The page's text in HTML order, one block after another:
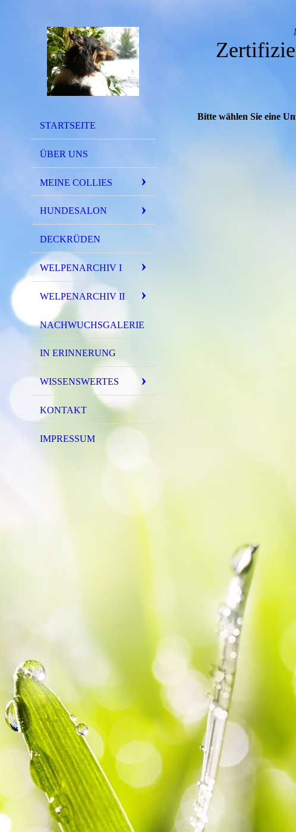
STARTSEITE
ÜBER UNS
MEINE COLLIES
HUNDESALON
DECKRÜDEN
WELPENARCHIV I
WELPENARCHIV II
NACHWUCHSGALERIE
IN ERINNERUNG
WISSENSWERTES
KONTAKT
IMPRESSUM
Bitte wählen Sie eine